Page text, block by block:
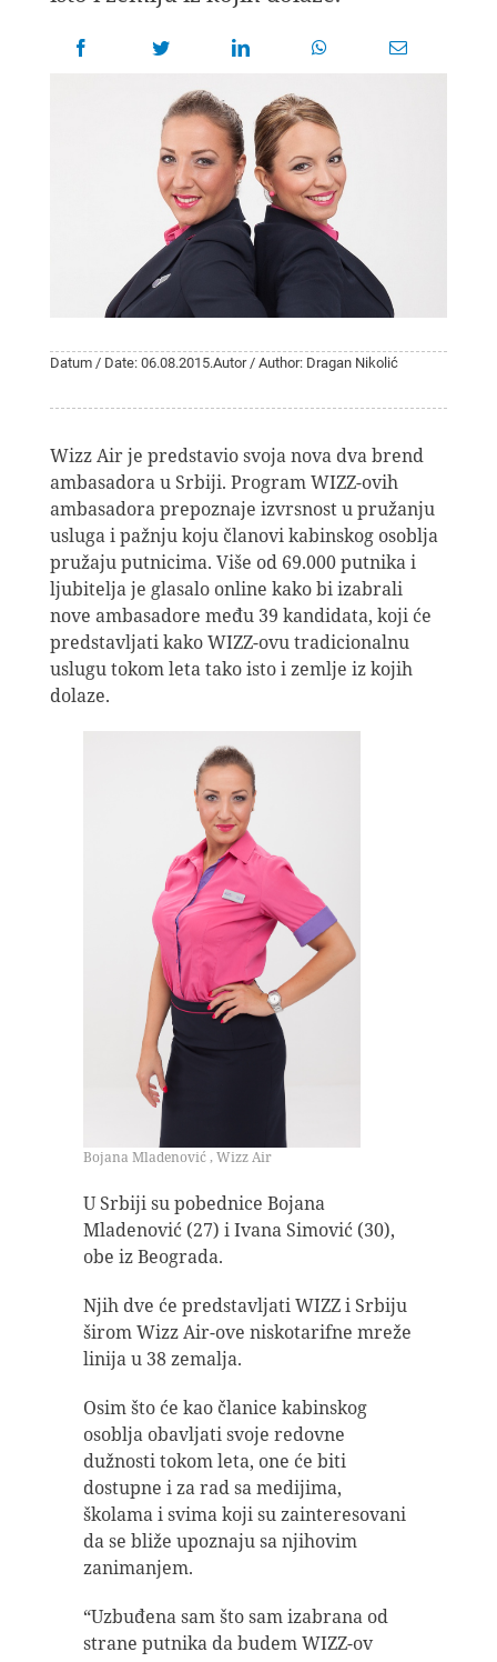
Search
Datum / Date: 06.08.2015.Autor / Author: Dragan Nikolić
Wizz Air je predstavio svoja nova dva brend
ambasadora u Srbiji. Program WIZZ-ovih
ambasadora prepoznaje izvrsnost u pružanju
usluga i pažnju koju članovi kabinskog osoblja
pružaju putnicima. Više od 69.000 putnika i
ljubitelja je glasalo online kako bi izabrali
nove ambasadore među 39 kandidata, koji će
predstavljati kako WIZZ-ovu tradicionalnu
uslugu tokom leta tako isto i zemlje iz kojih
dolaze.
Bojana Mladenović , Wizz Air
U Srbiji su pobednice Bojana
Mladenović (27) i Ivana Simović (30),
obe iz Beograda.
Njih dve će predstavljati WIZZ i Srbiju
širom Wizz Air-ove niskotarifne mreže
linija u 38 zemalja.
Osim što će kao članice kabinskog
osoblja obavljati svoje redovne
dužnosti tokom leta, one će biti
dostupne i za rad sa medijima,
školama i svima koji su zainteresovani
da se bliže upoznaju sa njihovim
zanimanjem.
“Uzbuđena sam što sam izabrana od
strane putnika da budem WIZZ-ov